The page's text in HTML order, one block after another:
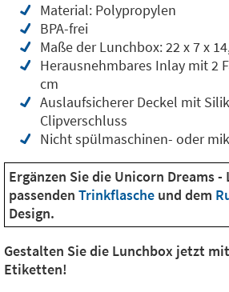
Material: Polypropylen
BPA-frei
Maße der Lunchbox: 22 x 7 x
Herausnehmbares Inlay mit 2
cm
Auslaufsicherer Deckel mit
Clipverschluss
Nicht spülmaschinen- oder
Ergänzen Sie die Unicorn Dreams
passenden Trinkflasche und dem
Design.
Gestalten Sie die Lunchbox jetzt
Etiketten!